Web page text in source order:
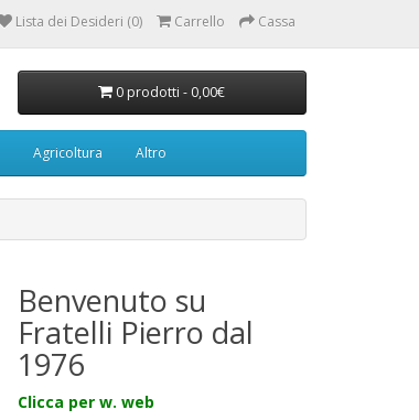
Lista dei Desideri (0) Carrello Cassa
0 prodotti - 0,00€
Agricoltura Altro
Benvenuto su
Fratelli Pierro dal
1976
Clicca per w. web